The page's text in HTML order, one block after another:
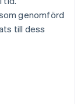
genomförd
till dess